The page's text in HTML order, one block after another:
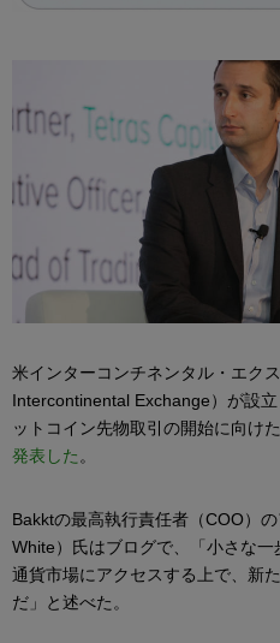
米インターコンチネンタル・エク
Intercontinental Exchange）が設
ットコイン先物取引の開始に向け
発表した 。
Bakktの最高執行責任者（COO）
White）氏はブログで、「小さな
通貨市場にアクセスする上で、新
だ」と述べた。